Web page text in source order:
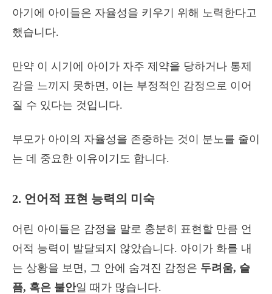
아기에 아이들은 자율성을 키우기 위해 노력한다고
했습니다.
만약 이 시기에 아이가 자주 제약을 당하거나 통제
감을 느끼지 못하면, 이는 부정적인 감정으로 이어
질 수 있다는 것입니다.
부모가 아이의 자율성을 존중하는 것이 분노를 줄이
는 데 중요한 이유이기도 합니다.
2. 언어적 표현 능력의 미숙
어린 아이들은 감정을 말로 충분히 표현할 만큼 언
어적 능력이 발달되지 않았습니다. 아이가 화를 내
는 상황을 보면, 그 안에 숨겨진 감정은 두려움, 슬
픔, 혹은 불안일 때가 많습니다.